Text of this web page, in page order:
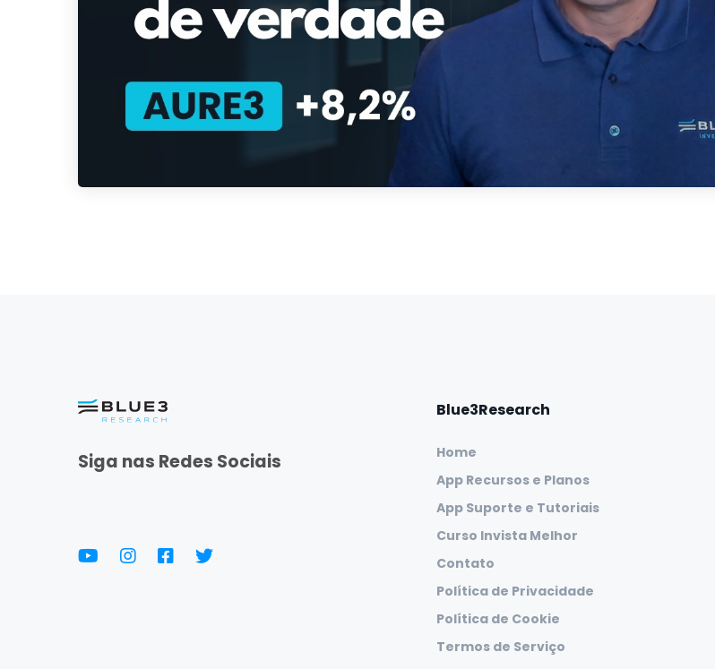
Siga nas Redes Sociais
Blue3Research
Home
App Recursos e Planos
App Suporte e Tutoriais
Curso Invista Melhor
Contato
Política de Privacidade
Política de Cookie
Termos de Serviço